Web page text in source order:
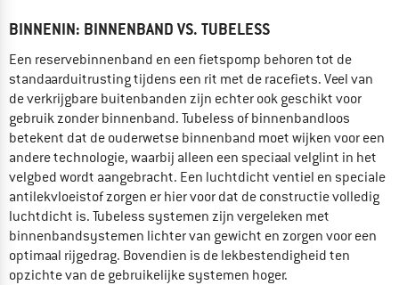
BINNENIN: BINNENBAND VS. TUBELESS
Een reservebinnenband en een fietspomp behoren tot de
standaarduitrusting tijdens een rit met de racefiets. Veel van
de verkrijgbare buitenbanden zijn echter ook geschikt voor
gebruik zonder binnenband. Tubeless of binnenbandloos
betekent dat de ouderwetse binnenband moet wijken voor een
andere technologie, waarbij alleen een speciaal velglint in het
velgbed wordt aangebracht. Een luchtdicht ventiel en speciale
antilekvloeistof zorgen er hier voor dat de constructie volledig
luchtdicht is. Tubeless systemen zijn vergeleken met
binnenbandsystemen lichter van gewicht en zorgen voor een
optimaal rijgedrag. Bovendien is de lekbestendigheid ten
opzichte van de gebruikelijke systemen hoger.